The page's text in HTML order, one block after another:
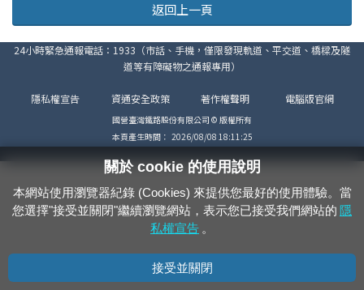
返回上一頁
24小時緊急通報電話：1933（市話、手機，僅限發現軌道、平交道、橋樑及隧
道等有障礙物之通報專用）
隱私權宣告 資通安全政策 著作權聲明 電腦版官網
國營臺灣鐵路股份有限公司 © 版權所有
本頁產生時間： 2026/08/08 18:11:25
關於 cookie 的使用說明
本網站使用瀏覽器紀錄 (Cookies) 來提供您最好的使用體驗。當
您選擇"接受並關閉"繼續瀏覽網站，表示您已接受我們網站的 隱
私權宣告 。
接受並關閉